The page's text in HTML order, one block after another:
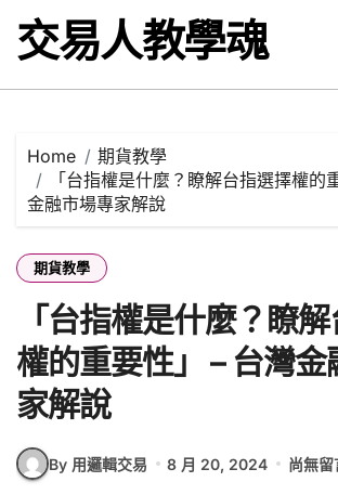
content
交易人教學魂
Home
期貨教學
「台指權是什麼？瞭解台指選擇權的
金融市場專家解說
期貨教學
「台指權是什麼？瞭
權的重要性」 – 台灣
家解說
By 用邏輯交易 8 月 20, 2024 尚無留